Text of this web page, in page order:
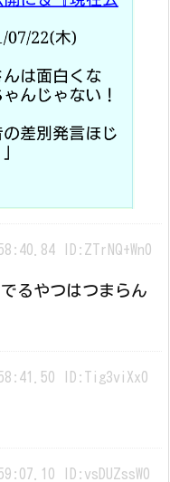
ID:ZTrNQ+Wn0
るやつはつまらん
ID:Tig3viXx0
ID:vsDUZssW0